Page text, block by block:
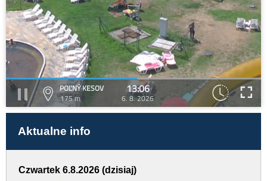
POĽNÝ KESOV
175 m
13:06
6. 8. 2026
Aktualne info
Czwartek 6.8.2026 (dzisiaj)